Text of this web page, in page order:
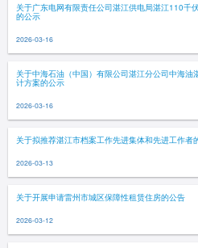
关于广东电网有限责任公司湛江供电局湛江110千
的公示
2026-03-16
关于中海石油（中国）有限公司湛江分公司中海
计方案的公示
2026-03-16
关于拟推荐湛江市档案工作先进集体和先进工作者
2026-03-13
关于开展申请雷州市城区保障性租赁住房的公告
2026-03-12